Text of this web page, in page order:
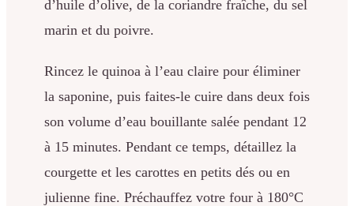
d’huile d’olive, de la coriandre fraîche, du sel
marin et du poivre.
Rincez le quinoa à l’eau claire pour éliminer
la saponine, puis faites-le cuire dans deux fois
son volume d’eau bouillante salée pendant 12
à 15 minutes. Pendant ce temps, détaillez la
courgette et les carottes en petits dés ou en
julienne fine. Préchauffez votre four à 180°C